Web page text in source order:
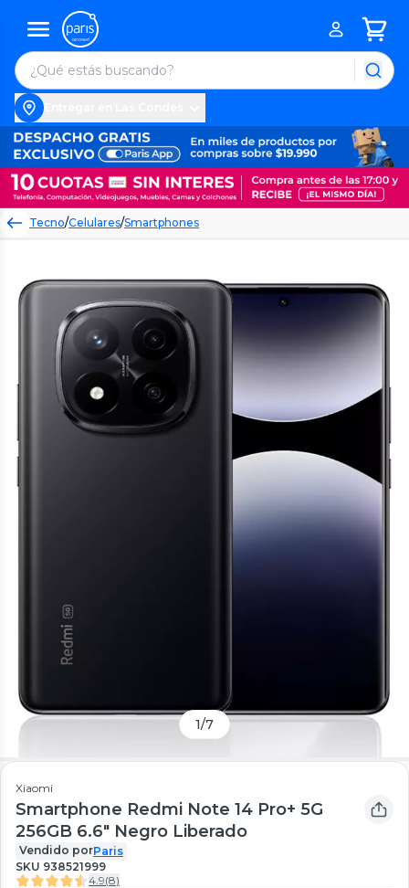
Tecno/Celulares/Smartphones
1/7
Xiaomi
Smartphone Redmi Note 14 Pro+ 5G
256GB 6.6" Negro Liberado
Vendido porParis
SKU 938521999
4.9(8)